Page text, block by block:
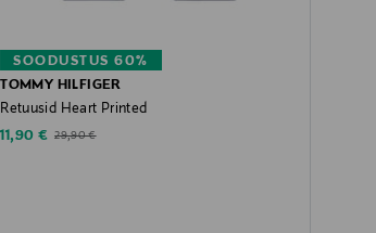
SOODUSTUS 60%
TOMMY HILFIGER
Retuusid Heart Printed
Discounted Price
11,90 € Original Price
29,90 €